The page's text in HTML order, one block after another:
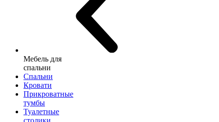
Мебель для
спальни
Спальни
Кровати
Прикроватные
тумбы
Туалетные